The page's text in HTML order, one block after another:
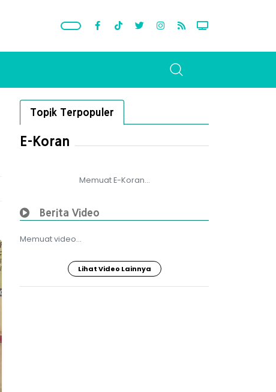
Topik Terpopuler
E-Koran
Memuat E-Koran...
Berita Video
Memuat video...
Lihat Video Lainnya